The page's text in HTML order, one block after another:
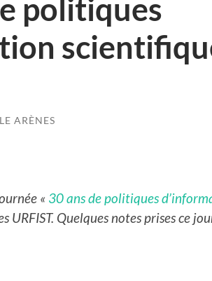
politiques
ARÈNES
« 30 ans de politiques
URFIST. Quelques notes prises ce